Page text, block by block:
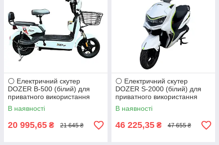
⚪ Електричний скутер
DOZER B-500 (білий) для
приватного використання
500W
В наявності
20 995,65 ₴ 21 645 ₴
⚪ Електричний скутер
DOZER S-2000 (білий) для
приватного використання
2000W
В наявності
46 225,35 ₴ 47 655 ₴